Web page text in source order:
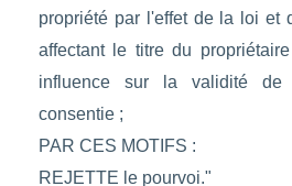
propriété par l'effet de la loi et
affectant le titre du
influence sur la validité de
consentie ;
PAR CES MOTIFS :
REJETTE le pourvoi."